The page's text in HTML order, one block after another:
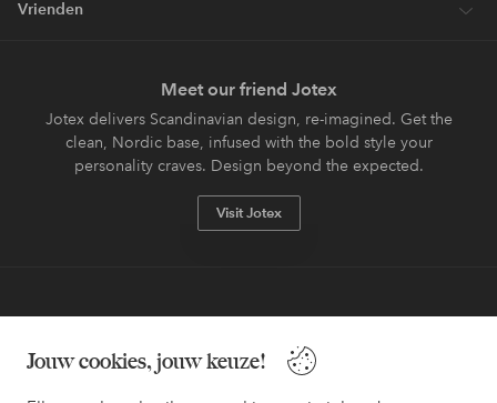
Jouw cookies, jouw keuze!
Vrienden
Meet our friend Jotex
Jotex delivers Scandinavian design, re-imagined. Get the
clean, Nordic base, infused with the bold style your
personality craves. Design beyond the expected.
Visit Jotex
Wil je meer weten over
onze betaalopties